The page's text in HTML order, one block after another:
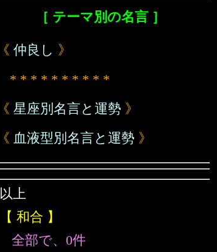
［ テーマ別の名言 ］
《 仲良し 》
* * * * * * * * * *
《 星座別名言と運勢 》
《 血液型別名言と運勢 》
以上
【 和合 】
全部で、0件